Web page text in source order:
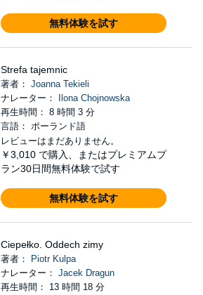
無料体験を試す
Strefa tajemnic
著者： Joanna Tekieli
ナレーター：
Ilona Chojnowska
再生時間： 8 時間 3 分
言語： ポーランド語
レビューはまだありません。
￥3,010 で購入、またはプレミアムプ
ラン30日間無料体験で試す
無料体験を試す
Ciepełko. Oddech zimy
著者：
Piotr Kulpa
ナレーター： Jacek Dragun
再生時間： 13 時間 18 分